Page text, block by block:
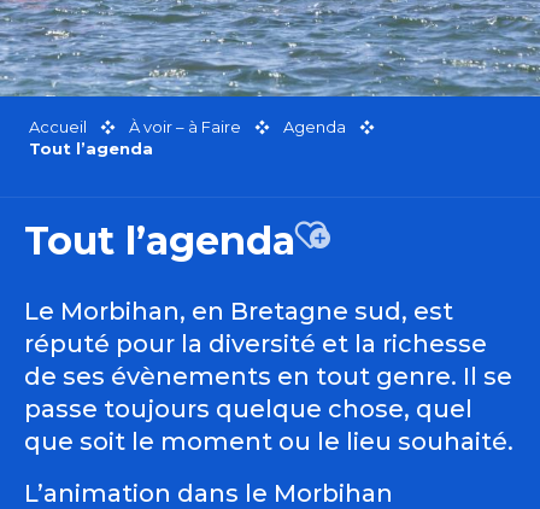
Accueil À voir – à Faire
Agenda
Tout l’agenda
Tout l’agendaAjouter aux
Le Morbihan, en Bretagne sud, est
réputé pour la diversité et la richesse
de ses évènements en tout genre. Il se
passe toujours quelque chose, quel
que soit le moment ou le lieu souhaité.
L’animation dans le Morbihan